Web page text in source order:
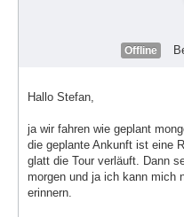
Offline
Hallo Stefan,
ja wir fahren wie geplant
die geplante Ankunft ist eine
glatt die Tour verläuft. Dann
morgen und ja ich kann mich
erinnern.